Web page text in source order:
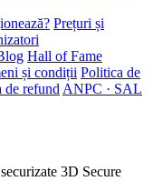
Prețuri și
Hall of Fame
și condiții Politica de
de refund ANPC · SAL
3D Secure